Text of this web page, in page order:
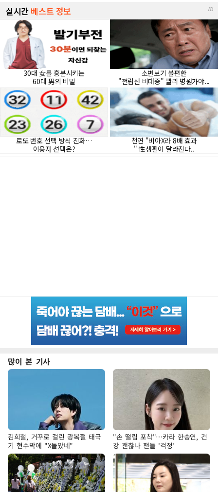
많이 본 기사
김희철, 거꾸로 걸린 광복절 태극
기 현수막에 "X돌았네"
"손 떨림 포착"…카라 한승연, 건
강 괜찮나 팬들 '걱정'